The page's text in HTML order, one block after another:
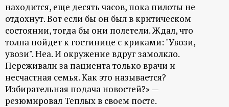
находится, еще десять часов, пока пилоты не
отдохнут. Вот если бы он был в критическом
состоянии, тогда бы они полетели. Ждал, что
толпа пойдет к гостинице с криками: "Увози,
увози". Неа. И окружение вдруг замолкло.
Переживали за пациента только врачи и
несчастная семья. Как это называется?
Избирательная подача новостей?» —
резюмировал Теплых в своем посте.